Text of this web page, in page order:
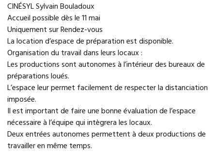
CINÉSYL Sylvain Bouladoux
Accueil possible dès le 11 mai
Uniquement sur Rendez-vous
La location d’espace de préparation est disponible.
Organisation du travail dans leurs locaux :
Les productions sont autonomes à l’intérieur des bureaux de
préparations loués.
L’espace leur permet facilement de respecter la distanciation
imposée.
Il est important de faire une bonne évaluation de l’espace
nécessaire à l’équipe qui intègrera les locaux.
Deux entrées autonomes permettent à deux productions de
travailler en même temps.